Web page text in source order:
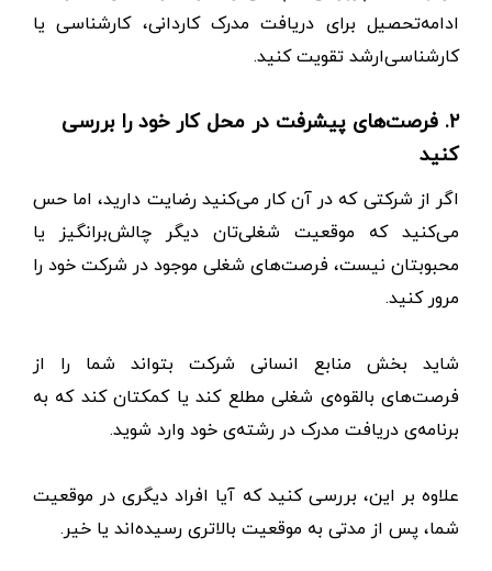
ادامه‌تحصیل برای دریافت مدرک کاردانی، کارشناسی یا
کارشناسی‌ارشد تقویت کنید.
۲. فرصت‌های پیشرفت در محل‌ کار خود را بررسی
کنید
اگر از شرکتی که در آن کار می‌کنید رضایت دارید، اما حس
می‌کنید که موقعیت شغلی‌تان دیگر چالش‌بر‌انگیز یا
محبوبتان نیست، فرصت‌های شغلی موجود در شرکت خود را
مرور کنید.
شاید بخش منابع انسانی شرکت بتواند شما را از
فرصت‌های بالقوه‌ی شغلی مطلع کند یا کمکتان کند که به
برنامه‌ی دریافت مدرک در رشته‌ی خود وارد شوید.
علاوه بر این، بررسی کنید که آیا افراد دیگری در موقعیت
شما، پس از مدتی به موقعیت بالاتری رسیده‌اند یا خیر.